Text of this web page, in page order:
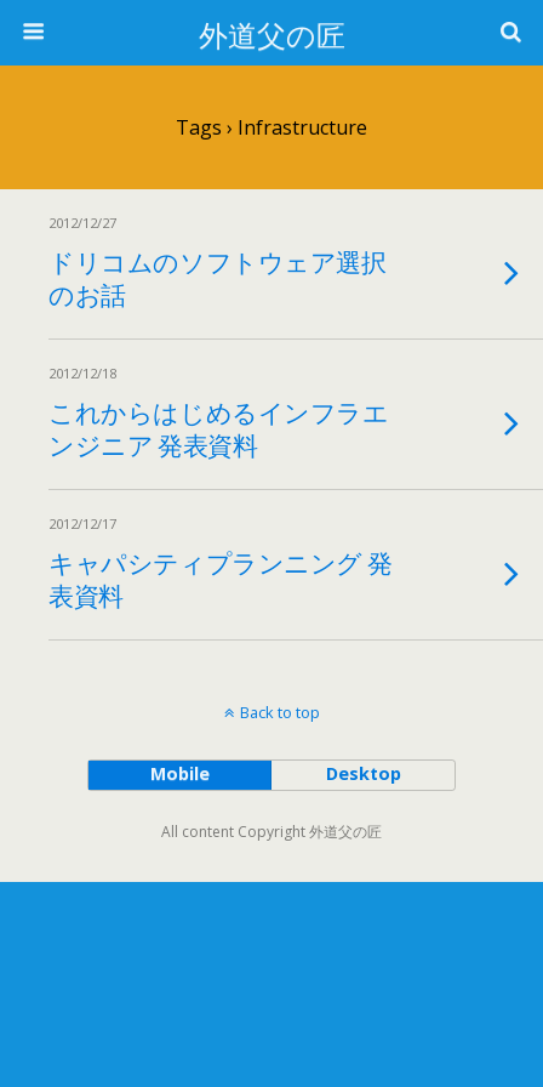
外道父の匠
Tags › Infrastructure
2012/12/27
ドリコムのソフトウェア選択
のお話
2012/12/18
これからはじめるインフラエ
ンジニア 発表資料
2012/12/17
キャパシティプランニング 発
表資料
Back to top
Mobile Desktop
All content Copyright 外道父の匠